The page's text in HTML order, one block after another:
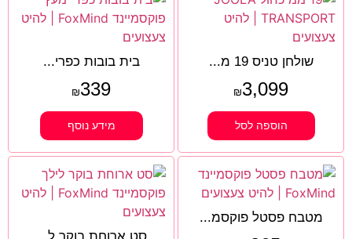
שולחן טניס 19 מ...
₪3,099
הוספה לסל
בית בובות כפרי...
₪339
מידע נוסף
מטבח פסטל פוקסמ...
סט ארוחת בוקר ל...